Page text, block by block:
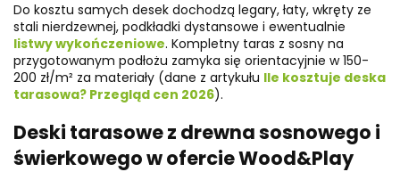
Do kosztu samych desek dochodzą legary, łaty, wkręty ze
stali nierdzewnej, podkładki dystansowe i ewentualnie
listwy wykończeniowe. Kompletny taras z sosny na
przygotowanym podłożu zamyka się orientacyjnie w 150-
200 zł/m² za materiały (dane z artykułu Ile kosztuje deska
tarasowa? Przegląd cen 2026).
Deski tarasowe z drewna sosnowego i
świerkowego w ofercie Wood&Play